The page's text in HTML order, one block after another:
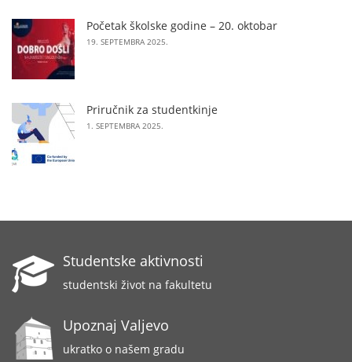
Početak školske godine – 20. oktobar
19. SEPTEMBRA 2025.
Priručnik za studentkinje
1. SEPTEMBRA 2025.
Studentske aktivnosti
studentski život na fakultetu
Upoznaj Valjevo
ukratko o našem gradu